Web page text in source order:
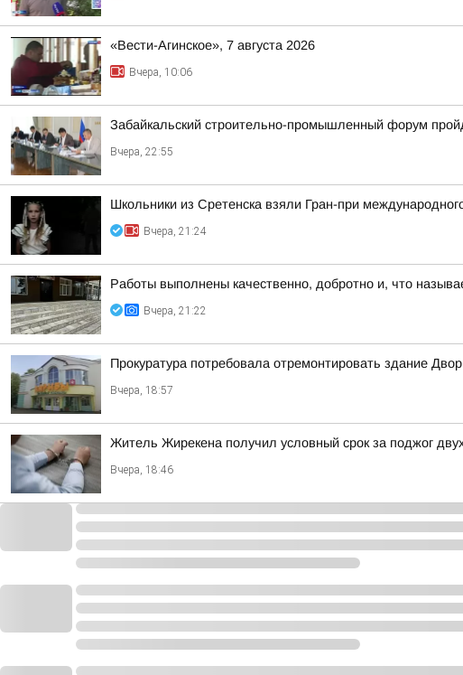
«Вести-Агинское», 7 августа 2026
Вчера, 10:06
Забайкальский строительно-промышленный форум
Вчера, 22:55
Школьники из Сретенска взяли Гран-при
Вчера, 21:24
Работы выполнены качественно, добротно и, что
Вчера, 21:22
Прокуратура потребовала отремонтировать здание
Вчера, 18:57
Житель Жирекена получил условный срок за поджог
Вчера, 18:46